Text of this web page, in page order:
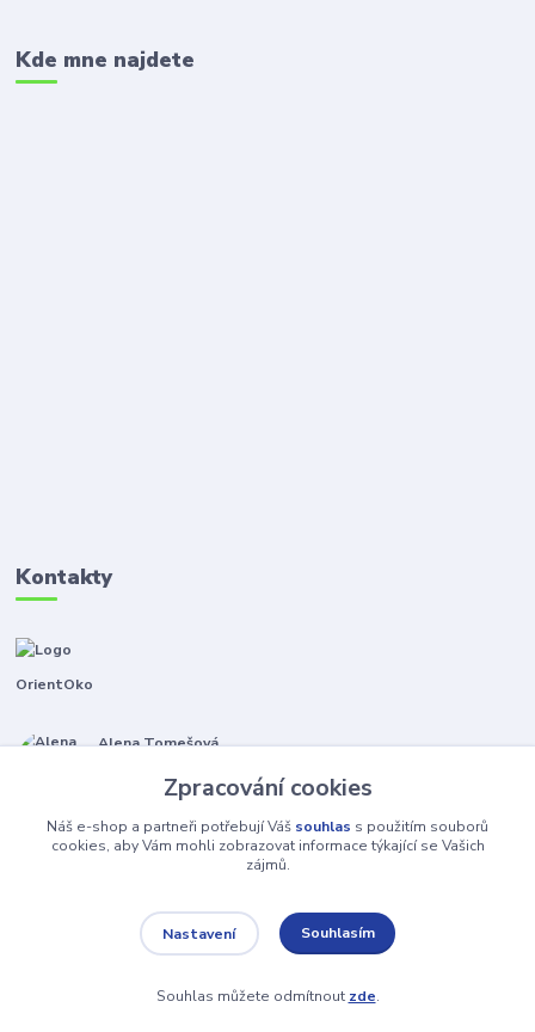
Kde mne najdete
Kontakty
OrientOko
Alena Tomešová
(Po-Pá, 9-15 hod.)
info@orientoko.cz
Vytvořeno na Eshop-rychle.cz
Zpracování cookies
Náš e-shop a partneři potřebují Váš souhlas s použitím souborů
cookies, aby Vám mohli zobrazovat informace týkající se Vašich
zájmů.
Nastavení Souhlasím
Souhlas můžete odmítnout zde.